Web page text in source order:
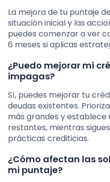
La mejora de tu puntaje
situación inicial y las
puedes comenzar a ver
6 meses si aplicas
¿Puedo mejorar mi
impagas?
Sí, puedes mejorar tu
deudas existentes.
más grandes y establece
restantes, mientras
prácticas crediticias.
¿Cómo afectan las
mi puntaje?